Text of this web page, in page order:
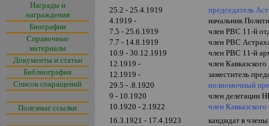
Награды и
награждения
Биографии
Справочные
материалы
Документы и статьи
Библиография
Список сокращений
Полезные ссылки
25.2 - 25.4.1919
председатель
4.1919 -
начальник
7.5 - 25.6.1919
член РВС 11-й
7.7 - 14.8.1919
член РВС
10.9 - 30.12.1919
член РВС 11-й
12.1919 -
член
12.1919 -
заместитель
29.5 - .8.1920
полномочный
9 - 10.1920
член делегации
10.1920 - 2.1922
член
16.3.1921 - 17.4.1923
кандидат в